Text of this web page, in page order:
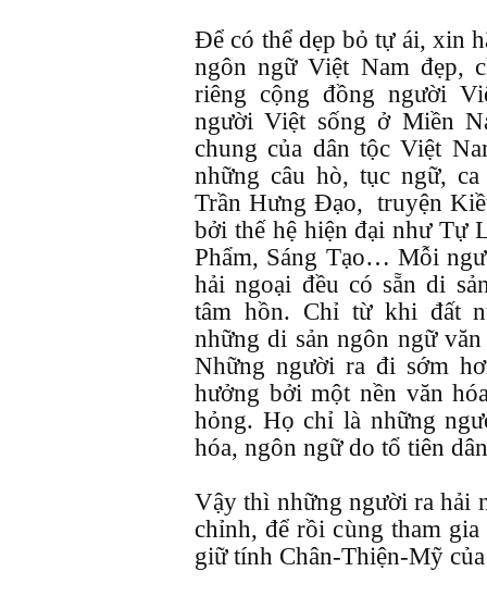
Để có thể dẹp bỏ tự ái, xin
ngôn ngữ Việt Nam đẹp,
riêng cộng đồng người
người Việt sống ở Miền
chung của dân tộc Việt
những câu hò, tục ngữ,
Trần Hưng Đạo, truyện
bởi thế hệ hiện đại như Tự
Phẩm, Sáng Tạo… Mỗi
hải ngoại đều có sẵn di
tâm hồn. Chỉ từ khi đất
những di sản ngôn ngữ
Những người ra đi sớm
hưởng bởi một nền văn
hỏng. Họ chỉ là những
hóa, ngôn ngữ do tổ tiên
Vậy thì những người ra hải
chỉnh, để rồi cùng tham
giữ tính Chân-Thiện-Mỹ